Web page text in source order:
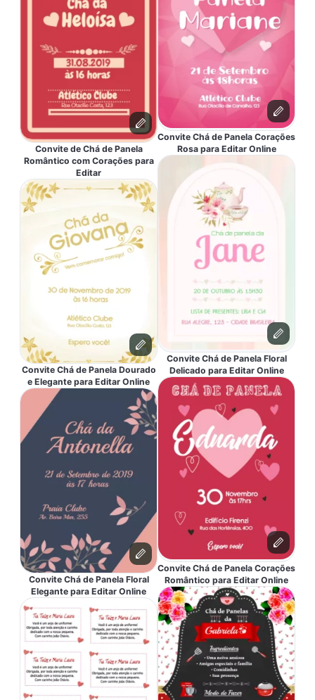
Convite de Chá de Panela
Romântico com Corações para
Editar
Convite Chá de Panela Dourado
e Elegante para Editar Online
Convite Chá de Panela Floral
Elegante para Editar Online
Convite Chá de Panela Corações
Rosa para Editar Online
Convite Chá de Panela Floral
Delicado para Editar Online
Convite Chá de Panela Corações
Romântico para Editar Online